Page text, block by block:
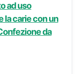
ad uso
la carie con un
da